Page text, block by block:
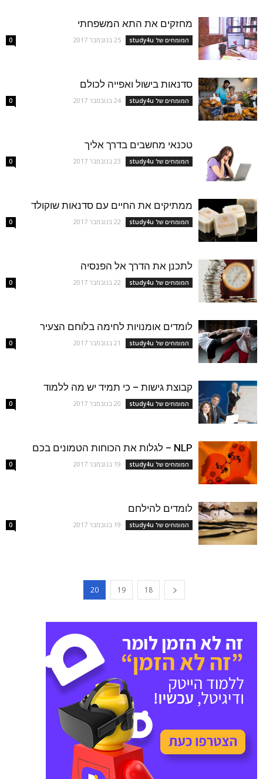
מחזקים את התא המשפחתי
המומחים של study4u 25 בנובמבר 2017 0
סדנאות בישול ואפייה לכולם
המומחים של study4u 24 בנובמבר 2017 0
טכנאי מחשבים בדרך אליך
המומחים של study4u 23 בנובמבר 2017 0
ממתיקים את החיים עם סדנאות שוקולד
המומחים של study4u 22 בנובמבר 2017 0
לתכנן את הדרך אל הפנסיה
המומחים של study4u 22 בנובמבר 2017 0
לומדים אומנויות לחימה בלוחם הצעיר
המומחים של study4u 21 בנובמבר 2017 0
קבוצת גישות – כי תמיד יש מה ללמוד
המומחים של study4u 20 בנובמבר 2017 0
NLP – לגלות את הכוחות הטמונים בכם
המומחים של study4u 19 בנובמבר 2017 0
לומדים להילחם
המומחים של study4u 19 בנובמבר 2017 0
18
19
20